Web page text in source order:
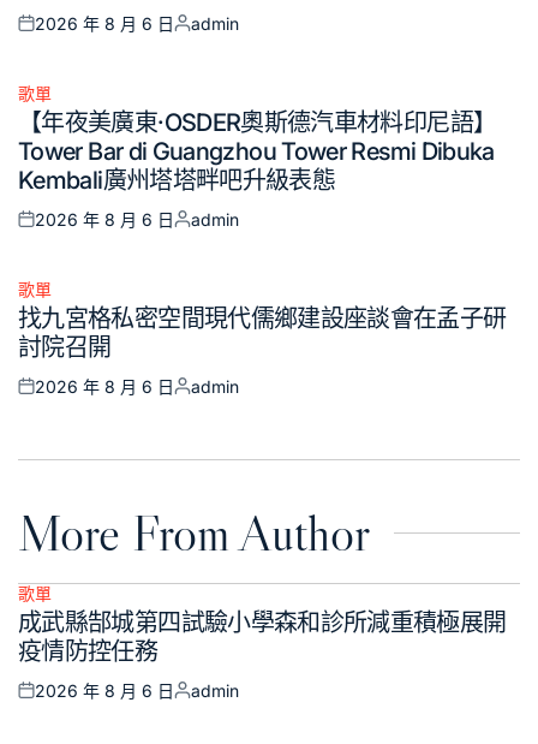
Posted
2026 年 8 月 6 日
Posted
admin
Posted
歌單
【年夜美廣東·OSDER奧斯德汽車材料印尼語】
Tower Bar di Guangzhou Tower Resmi Dibuka
Kembali廣州塔塔畔吧升級表態
Posted
2026 年 8 月 6 日
Posted
admin
Posted
in
歌單
找九宮格私密空間現代儒鄉建設座談會在孟子研
討院召開
Posted
2026 年 8 月 6 日
Posted
admin
More From Author
Posted
in
歌單
成武縣郜城第四試驗小學森和診所減重積極展開
疫情防控任務
Posted
2026 年 8 月 6 日
Posted
admin